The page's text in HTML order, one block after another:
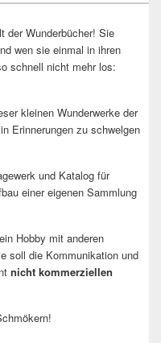
der Wunderbücher! Sie
wen sie einmal in ihren
schnell nicht mehr los:
kleinen Wunderwerke der
Erinnerungen zu schwelgen
und Katalog für
einer eigenen Sammlung
Hobby mit anderen
soll die Kommunikation und
nicht kommerziellen